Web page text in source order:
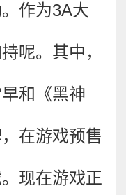
作为3A大
呢。其中，
和《黑神
在游戏预售
现在游戏正